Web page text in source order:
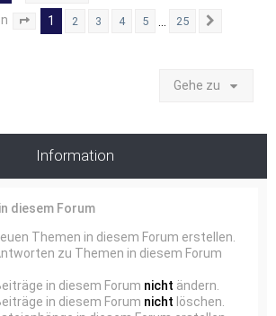
Seite von 25
1 2 3 4 5 25
Gehe zu
Information
diesem Forum
Themen in diesem Forum erstellen.
zu Themen in diesem Forum
in diesem Forum nicht ändern.
in diesem Forum nicht löschen.